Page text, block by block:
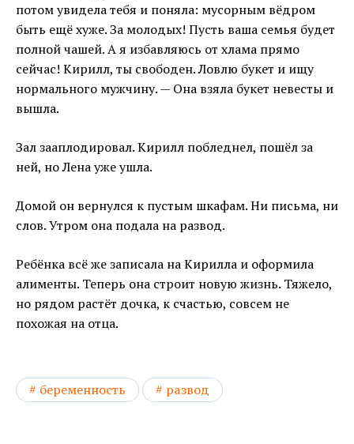
потом увидела тебя и поняла: мусорным вёдром
быть ещё хуже. За молодых! Пусть ваша семья будет
полной чашей. А я избавляюсь от хлама прямо
сейчас! Кирилл, ты свободен. Ловлю букет и ищу
нормального мужчину. — Она взяла букет невесты и
вышла.
Зал зааплодировал. Кирилл побледнел, пошёл за
ней, но Лена уже ушла.
Домой он вернулся к пустым шкафам. Ни письма, ни
слов. Утром она подала на развод.
Ребёнка всё же записала на Кирилла и оформила
алименты. Теперь она строит новую жизнь. Тяжело,
но рядом растёт дочка, к счастью, совсем не
похожая на отца.
беременность развод